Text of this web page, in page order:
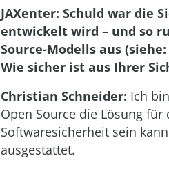
JAXenter: Schuld war die
entwickelt wird – und so
Source-Modells aus (siehe:
Wie sicher ist aus Ihrer
Christian Schneider: Ich
Open Source die Lösung
Softwaresicherheit sein
ausgestattet.